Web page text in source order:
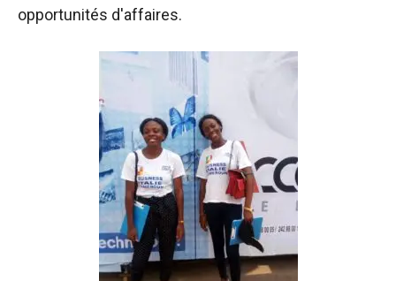
opportunités d'affaires.